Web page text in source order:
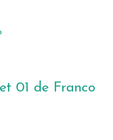
01 de Franco